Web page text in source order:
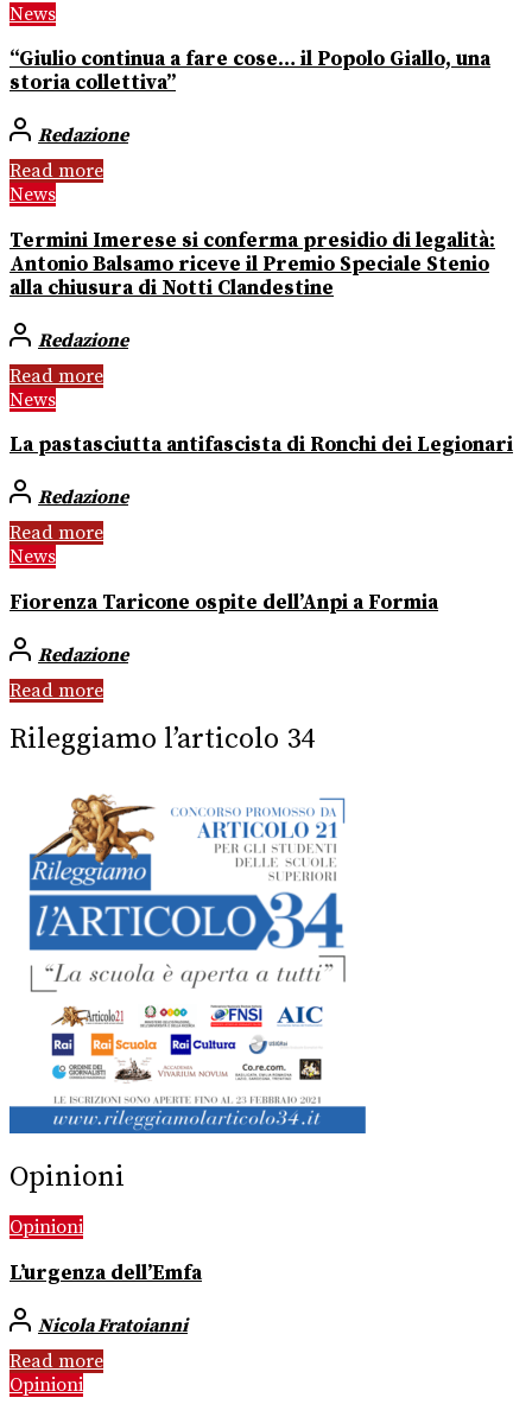
News
“Giulio continua a fare cose… il Popolo Giallo, una
storia collettiva”
Redazione
Read more
News
Termini Imerese si conferma presidio di legalità:
Antonio Balsamo riceve il Premio Speciale Stenio
alla chiusura di Notti Clandestine
Redazione
Read more
News
La pastasciutta antifascista di Ronchi dei Legionari
Redazione
Read more
News
Fiorenza Taricone ospite dell’Anpi a Formia
Redazione
Read more
Rileggiamo l’articolo 34
Opinioni
Opinioni
L’urgenza dell’Emfa
Nicola Fratoianni
Read more
Opinioni